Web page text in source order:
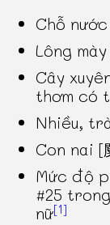
Chỗ
Lông
Cây
thơm có
Nhiều,
Con nai
Mức độ
#25
nữ[1]